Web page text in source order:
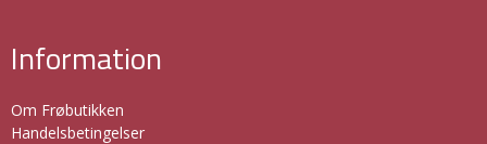
Information
Om Frøbutikken
Handelsbetingelser